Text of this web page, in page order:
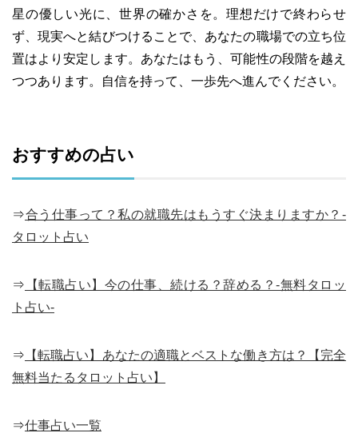
星の優しい光に、世界の確かさを。理想だけで終わらせ
ず、現実へと結びつけることで、あなたの職場での立ち位
置はより安定します。あなたはもう、可能性の段階を越え
つつあります。自信を持って、一歩先へ進んでください。
おすすめの占い
⇒合う仕事って？私の就職先はもうすぐ決まりますか？-
タロット占い
⇒ 【転職占い】今の仕事、続ける？辞める？-無料タロッ
ト占い-
⇒ 【転職占い】あなたの適職とベストな働き方は？【完全
無料当たるタロット占い】
⇒仕事占い一覧